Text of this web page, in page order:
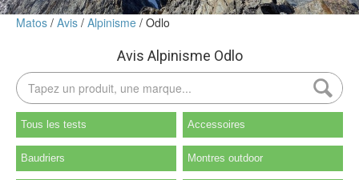
Matos Avis Alpinisme Odlo
Avis Alpinisme Odlo
Tous les tests Accessoires
Baudriers Montres outdoor